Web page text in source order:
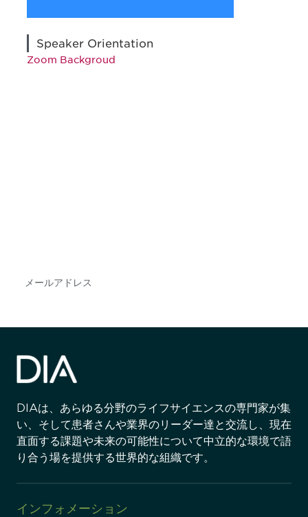
Speaker Orientation
Zoom Backgroud
DIAは、あらゆる分野のライフサイエンスの専門家が集
い、そして患者さんや業界のリーダー達と交流し、現在
直面する課題や未来の可能性について中立的な環境で語
り合う場を提供する世界的な組織です。
インフォメーション